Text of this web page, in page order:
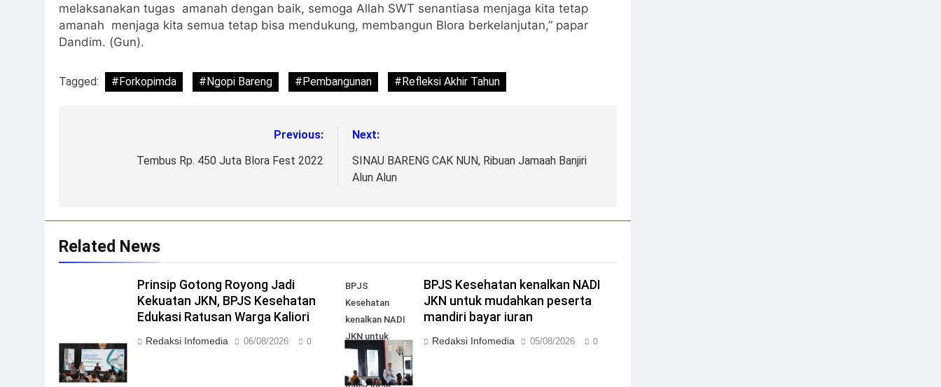
melaksanakan tugas amanah dengan baik, semoga Allah SWT senantiasa menjaga kita tetap
amanah menjaga kita semua tetap bisa mendukung, membangun Blora berkelanjutan,” papar
Dandim. (Gun).
Tagged: #Forkopimda #Ngopi Bareng #Pembangunan #Refleksi Akhir Tahun
navigation
Previous:
Tembus Rp. 450 Juta Blora Fest 2022
Next:
SINAU BARENG CAK NUN, Ribuan Jamaah Banjiri
Alun Alun
Related News
Prinsip Gotong Royong Jadi
Kekuatan JKN, BPJS Kesehatan
Edukasi Ratusan Warga Kaliori
Redaksi Infomedia 06/08/2026 0
BPJS
Kesehatan
kenalkan NADI
JKN untuk
mudahkan
peserta mandiri
BPJS Kesehatan kenalkan NADI
JKN untuk mudahkan peserta
mandiri bayar iuran
Redaksi Infomedia 05/08/2026 0